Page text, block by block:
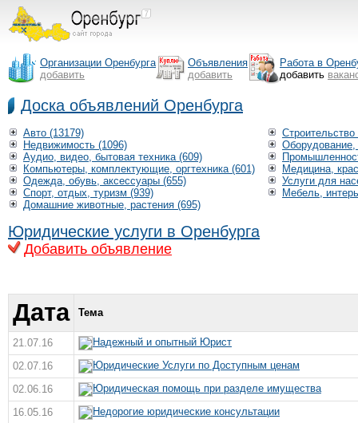
Организации Оренбурга
добавить
Объявления
добавить
Работа в
добавить
Доска объявлений Оренбурга
Авто (13179)
Недвижимость (1096)
Аудио, видео, бытовая техника (609)
Компьютеры, комплектующие, оргтехника (601)
Одежда, обувь, аксессуары (655)
Спорт, отдых, туризм (939)
Домашние животные, растения (695)
Оборудование,
Медицина,
Услуги для
Мебель,
Юридические услуги в Оренбурга
Добавить объявление
Дата Тема
21.07.16
Надежный и опытный Юрист
02.07.16
Юридические Услуги по Доступным ценам
02.06.16
Юридическая помощь при разделе имущества
16.05.16
Недорогие юридические консультации